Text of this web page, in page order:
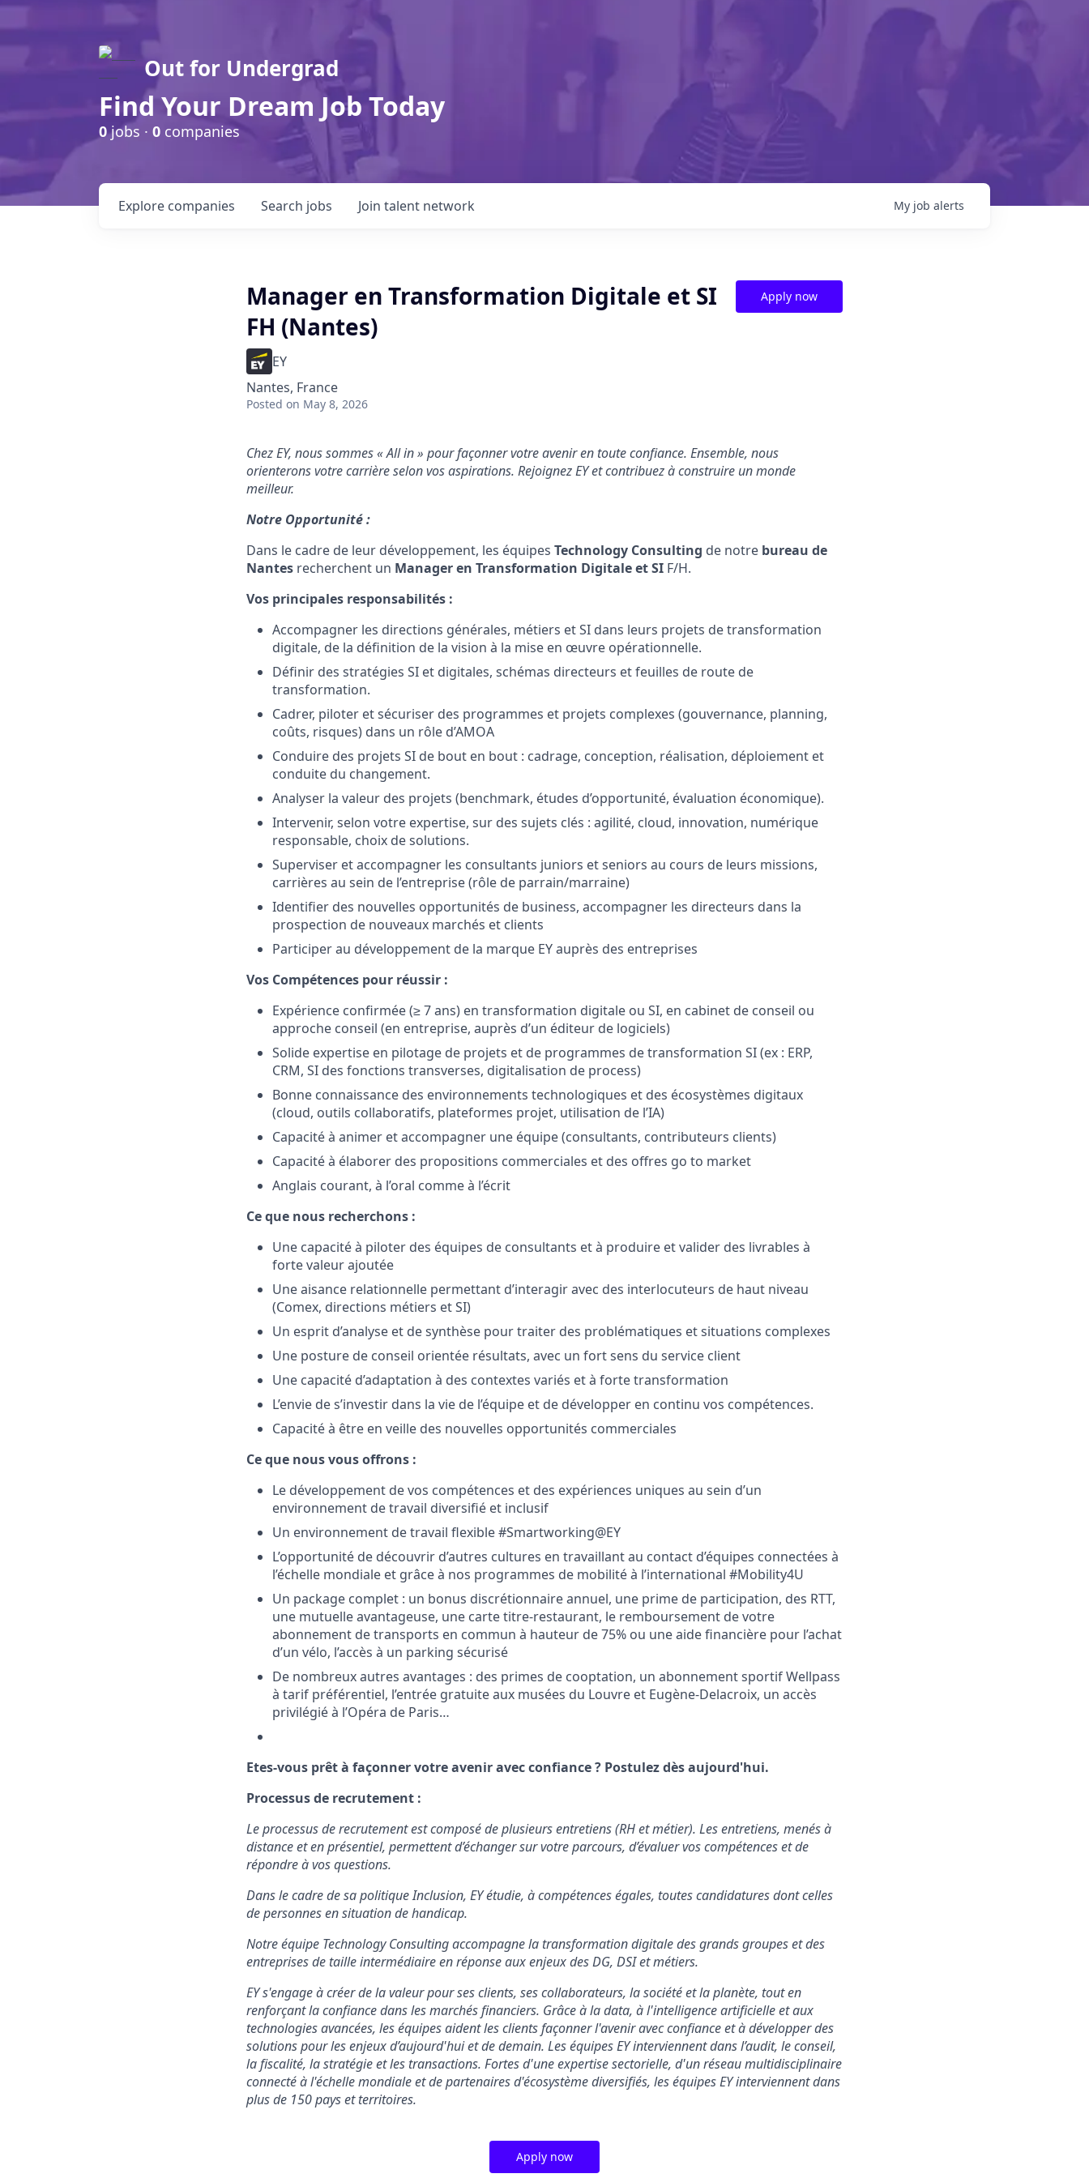
Out for Undergrad
Find Your Dream Job Today
0jobs · 0 companies
Search jobs
Explore companies Join talent network My job alerts
Manager en Transformation Digitale et SI
FH (Nantes)
EY
Nantes, France
Posted on May 8, 2026
Apply now
Chez EY, nous sommes « All in » pour façonner votre avenir en toute confiance. Ensemble, nous
orienterons votre carrière selon vos aspirations. Rejoignez EY et contribuez à construire un monde
meilleur.
Notre Opportunité :
Dans le cadre de leur développement, les équipes Technology Consulting de notre bureau de
Nantes recherchent un Manager en Transformation Digitale et SI F/H.
Vos principales responsabilités :
Accompagner les directions générales, métiers et SI dans leurs projets de transformation
digitale, de la définition de la vision à la mise en œuvre opérationnelle.
Définir des stratégies SI et digitales, schémas directeurs et feuilles de route de
transformation.
Cadrer, piloter et sécuriser des programmes et projets complexes (gouvernance, planning,
coûts, risques) dans un rôle d’AMOA
Conduire des projets SI de bout en bout : cadrage, conception, réalisation, déploiement et
conduite du changement.
Analyser la valeur des projets (benchmark, études d’opportunité, évaluation économique).
Intervenir, selon votre expertise, sur des sujets clés : agilité, cloud, innovation, numérique
responsable, choix de solutions.
Superviser et accompagner les consultants juniors et seniors au cours de leurs missions,
carrières au sein de l’entreprise (rôle de parrain/marraine)
Identifier des nouvelles opportunités de business, accompagner les directeurs dans la
prospection de nouveaux marchés et clients
Participer au développement de la marque EY auprès des entreprises
Vos Compétences pour réussir :
Expérience confirmée (≥ 7 ans) en transformation digitale ou SI, en cabinet de conseil ou
approche conseil (en entreprise, auprès d’un éditeur de logiciels)
Solide expertise en pilotage de projets et de programmes de transformation SI (ex : ERP,
CRM, SI des fonctions transverses, digitalisation de process)
Bonne connaissance des environnements technologiques et des écosystèmes digitaux
(cloud, outils collaboratifs, plateformes projet, utilisation de l’IA)
Capacité à animer et accompagner une équipe (consultants, contributeurs clients)
Capacité à élaborer des propositions commerciales et des offres go to market
Anglais courant, à l’oral comme à l’écrit
Ce que nous recherchons :
Une capacité à piloter des équipes de consultants et à produire et valider des livrables à
forte valeur ajoutée
Une aisance relationnelle permettant d’interagir avec des interlocuteurs de haut niveau
(Comex, directions métiers et SI)
Un esprit d’analyse et de synthèse pour traiter des problématiques et situations complexes
Une posture de conseil orientée résultats, avec un fort sens du service client
Une capacité d’adaptation à des contextes variés et à forte transformation
L’envie de s’investir dans la vie de l’équipe et de développer en continu vos compétences.
Capacité à être en veille des nouvelles opportunités commerciales
Ce que nous vous offrons :
Le développement de vos compétences et des expériences uniques au sein d’un
environnement de travail diversifié et inclusif
Un environnement de travail flexible #Smartworking@EY
L’opportunité de découvrir d’autres cultures en travaillant au contact d’équipes connectées à
l’échelle mondiale et grâce à nos programmes de mobilité à l’international #Mobility4U
Un package complet : un bonus discrétionnaire annuel, une prime de participation, des RTT,
une mutuelle avantageuse, une carte titre-restaurant, le remboursement de votre
abonnement de transports en commun à hauteur de 75% ou une aide financière pour l’achat
d’un vélo, l’accès à un parking sécurisé
De nombreux autres avantages : des primes de cooptation, un abonnement sportif Wellpass
à tarif préférentiel, l’entrée gratuite aux musées du Louvre et Eugène-Delacroix, un accès
privilégié à l’Opéra de Paris…
Etes-vous prêt à façonner votre avenir avec confiance ? Postulez dès aujourd'hui.
Processus de recrutement :
Le processus de recrutement est composé de plusieurs entretiens (RH et métier). Les entretiens, menés à
distance et en présentiel, permettent d’échanger sur votre parcours, d’évaluer vos compétences et de
répondre à vos questions.
Dans le cadre de sa politique Inclusion, EY étudie, à compétences égales, toutes candidatures dont celles
de personnes en situation de handicap.
Notre équipe Technology Consulting accompagne la transformation digitale des grands groupes et des
entreprises de taille intermédiaire en réponse aux enjeux des DG, DSI et métiers.
EY s'engage à créer de la valeur pour ses clients, ses collaborateurs, la société et la planète, tout en
renforçant la confiance dans les marchés financiers. Grâce à la data, à l'intelligence artificielle et aux
technologies avancées, les équipes aident les clients façonner l'avenir avec confiance et à développer des
solutions pour les enjeux d’aujourd'hui et de demain. Les équipes EY interviennent dans l’audit, le conseil,
la fiscalité, la stratégie et les transactions. Fortes d'une expertise sectorielle, d'un réseau multidisciplinaire
connecté à l'échelle mondiale et de partenaires d'écosystème diversifiés, les équipes EY interviennent dans
plus de 150 pays et territoires.
Apply now